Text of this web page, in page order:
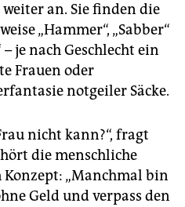
an. Sie finden die
„Hammer“, „Sabber“
je nach Geschlecht ein
Frauen oder
notgeiler Säcke.
nicht kann?“, fragt
die menschliche
Konzept: „Manchmal bin
Geld und verpass den